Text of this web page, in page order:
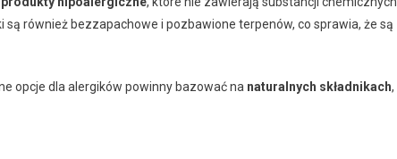
również bezzapachowe i pozbawione terpenów, co sprawia, że są
opcje dla alergików powinny bazować na naturalnych składnikach,